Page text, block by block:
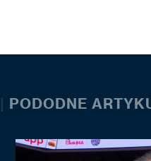
| PODODNE